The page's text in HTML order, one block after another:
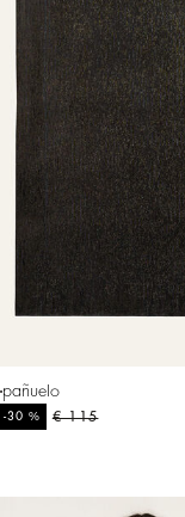
pañuelo
€ 115
-30 %